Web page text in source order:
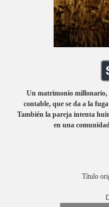
Un matrimonio millonario,
contable, que se da a la
También la pareja intenta
en una
Título